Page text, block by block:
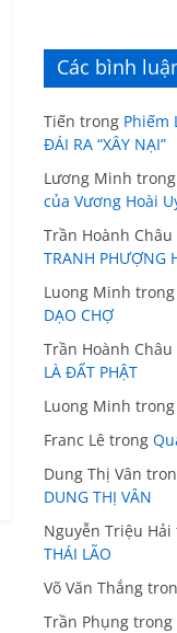
Các bình
Tiến trong Phiếm
ĐÁI RA “XÂY NẠI”
Lương Minh trong
của Vương Hoài
Trần Hoành Châu
TRANH PHƯỢNG
Luong Minh trong
DẠO CHỢ
Trần Hoành Châu
LÀ ĐẤT PHẬT
Luong Minh trong
Franc Lê trong
Dung Thị Vân
DUNG THỊ VÂN
Nguyễn Triệu Hải
THÁI LÃO
Võ Văn Thắng
Trần Phụng trong